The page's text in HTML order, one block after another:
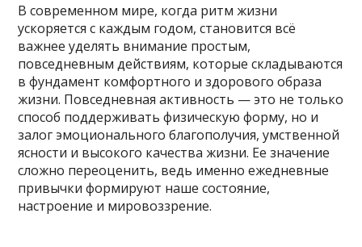
В современном мире, когда ритм жизни
ускоряется с каждым годом, становится всё
важнее уделять внимание простым,
повседневным действиям, которые складываются
в фундамент комфортного и здорового образа
жизни. Повседневная активность — это не только
способ поддерживать физическую форму, но и
залог эмоционального благополучия, умственной
ясности и высокого качества жизни. Ее значение
сложно переоценить, ведь именно ежедневные
привычки формируют наше состояние,
настроение и мировоззрение.